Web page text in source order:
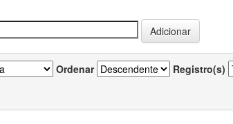
Ordenar Registro(s)